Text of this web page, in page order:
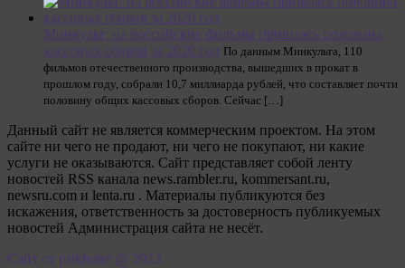
Минкульт: на российские фильмы пришлась половина
кассовых сборов за 2020 год По данным Минкульта, 110
фильмов отечественного производства, вышедших в прокат в
прошлом году, собрали 10,7 миллиарда рублей, что составляет почти
половину общих кассовых сборов. Сейчас […]
Данный сайт не является коммерческим проектом. На этом
сайте ни чего не продают, ни чего не покупают, ни какие
услуги не оказываются. Сайт представляет собой ленту
новостей RSS канала news.rambler.ru, kommersant.ru,
newsru.com и lenta.ru . Материалы публикуются без
искажения, ответственность за достоверность публикуемых
новостей Администрация сайта не несёт.
Сайт от psikhoter @ 2023